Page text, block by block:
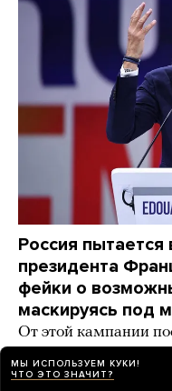
Россия
президента
фейки о
маскируясь под
От этой кампании
три крупных
НОВОСТИ 7 часов назад
МЫ ИСПОЛЬЗУЕМ КУКИ!
ЧТО ЭТО ЗНАЧИТ?